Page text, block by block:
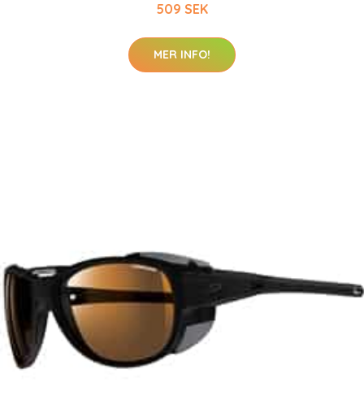
509 SEK
MER INFO!